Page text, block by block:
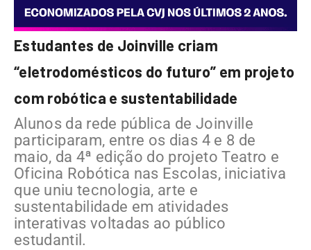
Estudantes de Joinville criam
“eletrodomésticos do futuro” em projeto
com robótica e sustentabilidade
Alunos da rede pública de Joinville
participaram, entre os dias 4 e 8 de
maio, da 4ª edição do projeto Teatro e
Oficina Robótica nas Escolas, iniciativa
que uniu tecnologia, arte e
sustentabilidade em atividades
interativas voltadas ao público
estudantil.